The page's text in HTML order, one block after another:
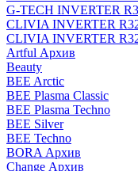
G-TECH INVERTER
CLIVIA INVERTER
CLIVIA INVERTER
Artful Архив
Beauty
BEE Arctic
BEE Plasma Classic
BEE Plasma Techno
BEE Silver
BEE Techno
BORA Архив
Change Архив